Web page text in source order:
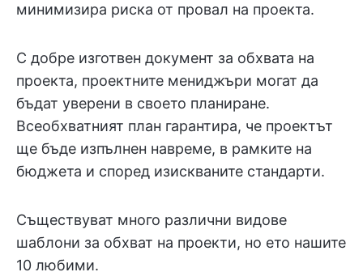
минимизира риска от провал на проекта.
С добре изготвен документ за обхвата на
проекта, проектните мениджъри могат да
бъдат уверени в своето планиране.
Всеобхватният план гарантира, че проектът
ще бъде изпълнен навреме, в рамките на
бюджета и според изискваните стандарти.
Съществуват много различни видове
шаблони за обхват на проекти, но ето нашите
10 любими.